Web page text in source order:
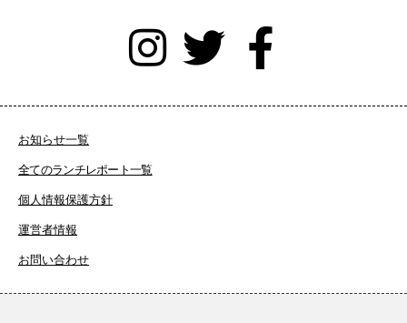
お知らせ一覧
全てのランチレポート一覧
個人情報保護方針
運営者情報
お問い合わせ